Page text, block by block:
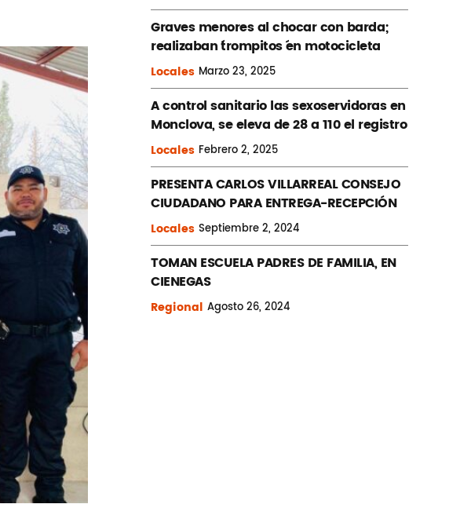
Graves menores al chocar con barda;
realizaban ´trompitos ´en motocicleta
Locales Marzo23, 2025
A control sanitario las sexoservidoras en
Monclova, se eleva de 28 a 110 el registro
Locales Febrero2, 2025
PRESENTA CARLOS VILLARREAL CONSEJO
CIUDADANO PARA ENTREGA-RECEPCIÓN
Locales Septiembre2, 2024
TOMAN ESCUELA PADRES DE FAMILIA, EN
CIENEGAS
Regional Agosto26, 2024